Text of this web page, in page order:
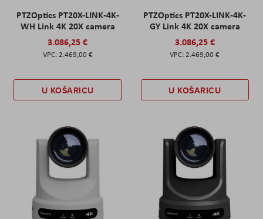
PTZOptics PT20X-LINK-4K-
WH Link 4K 20X camera
3.086,25 €
2.469,00 €
U KOŠARICU
PTZOptics PT20X-LINK-4K-
GY Link 4K 20X camera
3.086,25 €
2.469,00 €
U KOŠARICU